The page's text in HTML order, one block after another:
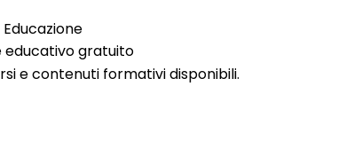
educativo gratuito
e contenuti formativi disponibili.